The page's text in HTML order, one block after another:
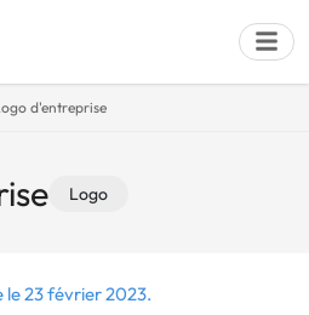
d'entreprise
Logo
le 23 février 2023.